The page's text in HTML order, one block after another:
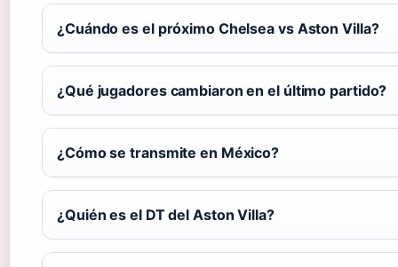
¿Cuándo es el próximo Chelsea vs Aston Villa?
¿Qué jugadores cambiaron en el último partido?
¿Cómo se transmite en México?
¿Quién es el DT del Aston Villa?